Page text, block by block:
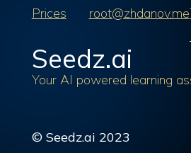
Prices root@zhdanov.me
Seedz.ai
Your AI powered learning
© Seedz.ai 2023